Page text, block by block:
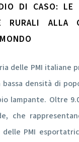
DI CASO: LE
RURALI ALLA
delle PMI italiane
bassa densità di
lampante. Oltre
che
PMI